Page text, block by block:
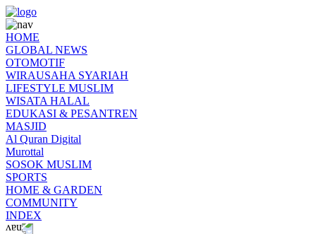
HOME
GLOBAL NEWS
OTOMOTIF
WIRAUSAHA SYARIAH
LIFESTYLE MUSLIM
WISATA HALAL
EDUKASI & PESANTREN
MASJID
Al Quran Digital
Murottal
SOSOK MUSLIM
SPORTS
HOME & GARDEN
COMMUNITY
INDEX